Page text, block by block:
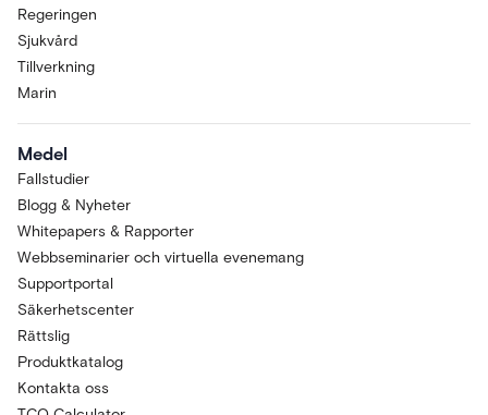
Regeringen
Sjukvård
Tillverkning
Marin
Medel
Fallstudier
Blogg & Nyheter
Whitepapers & Rapporter
Webbseminarier och virtuella evenemang
Supportportal
Säkerhetscenter
Rättslig
Produktkatalog
Kontakta oss